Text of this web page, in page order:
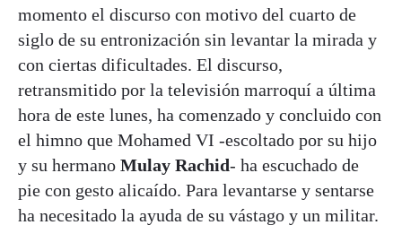
momento el discurso con motivo del cuarto de
siglo de su entronización sin levantar la mirada y
con ciertas dificultades. El discurso,
retransmitido por la televisión marroquí a última
hora de este lunes, ha comenzado y concluido con
el himno que Mohamed VI -escoltado por su hijo
y su hermano Mulay Rachid- ha escuchado de
pie con gesto alicaído. Para levantarse y sentarse
ha necesitado la ayuda de su vástago y un militar.